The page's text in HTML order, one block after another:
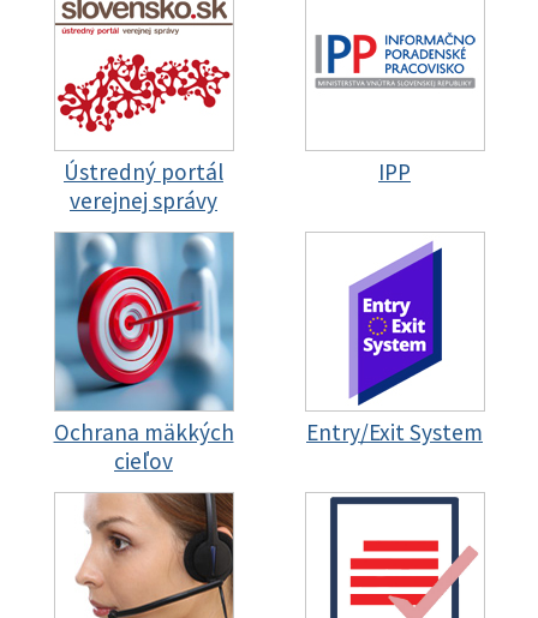
Ústredný portál
verejnej správy
IPP
Ochrana mäkkých
cieľov
Entry/Exit System